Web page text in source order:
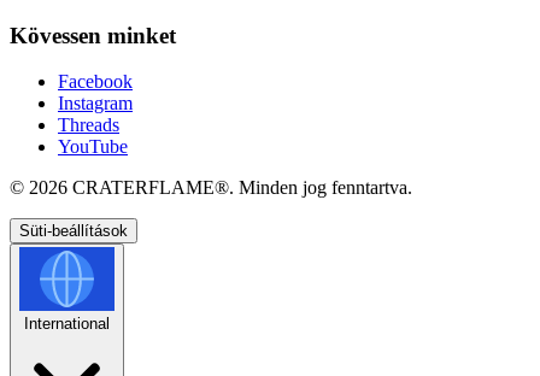
Kövessen minket
Facebook
Instagram
Threads
YouTube
© 2026 CRATERFLAME®. Minden jog fenntartva.
Süti-beállítások
International